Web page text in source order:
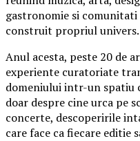
gastronomie si
construit propriul univers.
Anul acesta, peste 20 de
experiente curatoriate
domeniului intr-un spatiu
doar despre cine urca pe
concerte, descoperirile
care face ca fiecare editie